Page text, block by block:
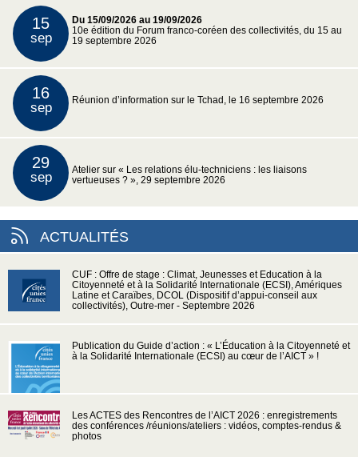
15
sep
Du 15/09/2026 au 19/09/2026
10e édition du Forum franco-coréen des collectivités, du 15 au
19 septembre 2026
16
sep Réunion d’information sur le Tchad, le 16 septembre 2026
29
sep
Atelier sur « Les relations élu-techniciens : les liaisons
vertueuses ? », 29 septembre 2026
ACTUALITÉS
CUF : Offre de stage : Climat, Jeunesses et Education à la
Citoyenneté et à la Solidarité Internationale (ECSI), Amériques
Latine et Caraïbes, DCOL (Dispositif d’appui-conseil aux
collectivités), Outre-mer - Septembre 2026
Publication du Guide d’action : « L’Éducation à la Citoyenneté et
à la Solidarité Internationale (ECSI) au cœur de l’AICT » !
Les ACTES des Rencontres de l’AICT 2026 : enregistrements
des conférences /réunions/ateliers : vidéos, comptes-rendus &
photos